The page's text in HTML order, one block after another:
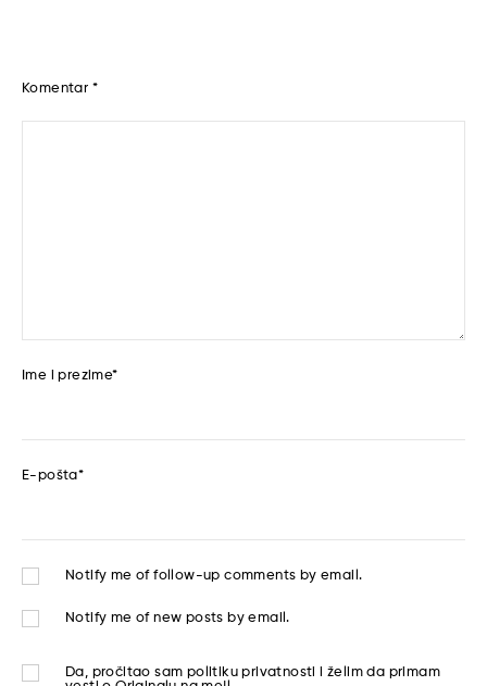
Komentar *
Ime i prezime*
E-pošta*
Notify me of follow-up comments by email.
Notify me of new posts by email.
Da, pročitao sam politiku privatnosti
i želim da primam